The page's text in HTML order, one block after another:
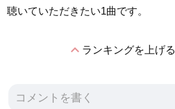
聴いていただきたい1曲です。
expand_lessランキングを上げる